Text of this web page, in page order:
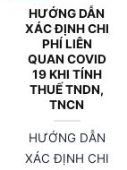
HƯỚNG DẪN
XÁC ĐỊNH CHI
PHÍ LIÊN
QUAN COVID
19 KHI TÍNH
THUẾ TNDN,
TNCN
HƯỚNG DẪN
XÁC ĐỊNH CHI